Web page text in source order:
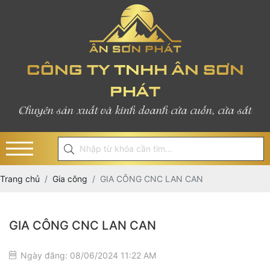
CÔNG TY TNHH ÂN SƠN
PHÁT
Chuyên sản xuất và kinh doanh cửa cuốn, cửa sắt
Trang chủ Gia công GIA CÔNG CNC LAN CAN
GIA CÔNG CNC LAN CAN
Ngày đăng: 08/06/2024 11:22 AM